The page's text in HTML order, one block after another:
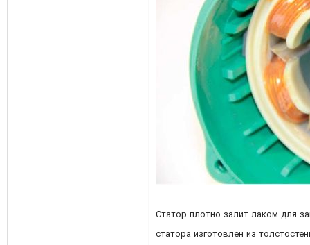
Статор плотно залит лаком для
статора изготовлен из